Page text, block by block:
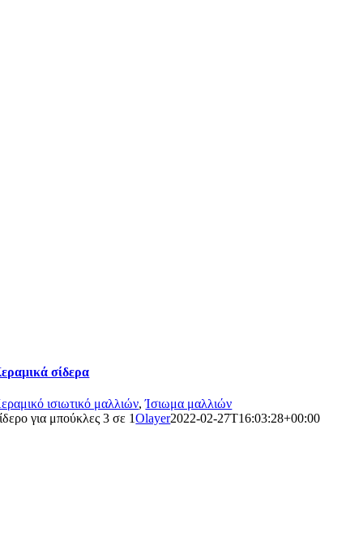
σίδερα
ισιωτικό μαλλιών,Ίσιωμα μαλλιών
για μπούκλες 3 σε 1Olayer2022-02-27T16:03:28+00:00